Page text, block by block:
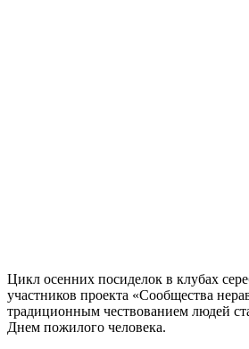
Цикл осенних посиделок в клубах
участников проекта «Сообщества
традиционным чествованием людей
Днем пожилого человека.